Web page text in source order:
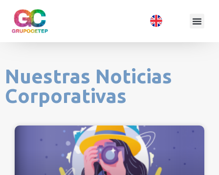
Nuestras Noticias
Corporativas